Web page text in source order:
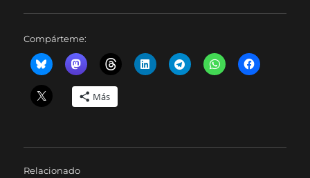
Compárteme:
Más
Relacionado